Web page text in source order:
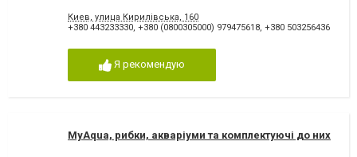
Киев, улица Кирилівська, 160
+380 443233330, +380 (0800305000) 979475618, +380 503256436
Я рекомендую
MyAqua, рибки, акваріуми та комплектуючі до них